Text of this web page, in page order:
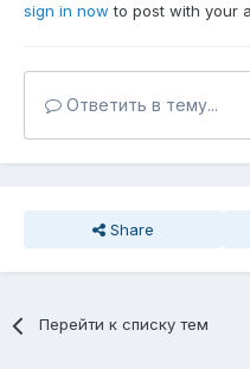
sign in now to post with your
Ответить в тему...
Share
Перейти к списку тем